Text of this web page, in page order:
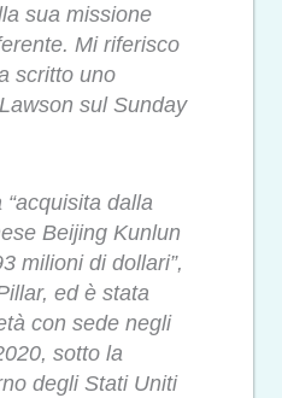
sua missione
Mi riferisco
scritto uno
sul Sunday
“acquisita dalla
Beijing Kunlun
milioni di dollari”,
ed è stata
con sede negli
sotto la
degli Stati Uniti